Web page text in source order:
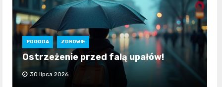
POGODA ZDROWIE
Ostrzeżenie przed falą upałów!
30 lipca 2026